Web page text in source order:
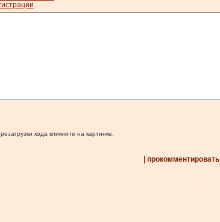
.
кода кликните на картинке.
| прокомментировать |